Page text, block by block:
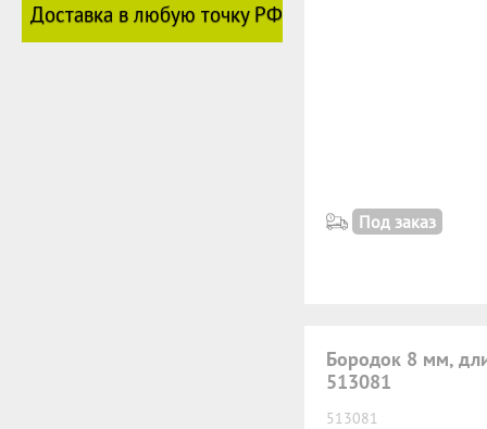
Доставка в любую точку РФ
Под заказ
Бородок 8 мм,
513081
513081